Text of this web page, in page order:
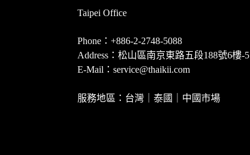
Taipei Office
Phone：+886-2-2748-5088
Address：松山區南京東路五段188號6樓-5
E-Mail：service@thaikii.com
服務地區：台灣｜泰國｜中國市場